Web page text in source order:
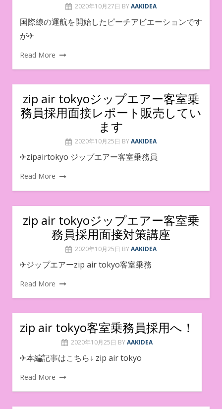
2020年10月27日 BYAAKIDEA
国際線の運航を開始したピーチアビエーションです
が✈
Read More
zip air tokyoジップエアー客室乗
務員採用面接レポート販売してい
ます
2020年10月25日 BYAAKIDEA
✈︎zipairtokyo ジップエアー客室乗務員
Read More
zip air tokyoジップエアー客室乗
務員採用面接対策講座
2020年10月25日 BYAAKIDEA
✈︎ジップエアーzip air tokyo客室乗務
Read More
zip air tokyo客室乗務員採用へ！
2020年10月25日 BYAAKIDEA
✈︎本編記事はこちら↓ zip air tokyo
Read More